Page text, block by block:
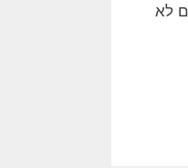
לא